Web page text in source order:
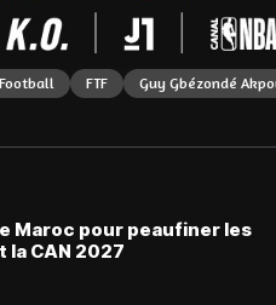
Football FTF Guy Gbézondé
Maroc pour peaufiner les
la CAN 2027